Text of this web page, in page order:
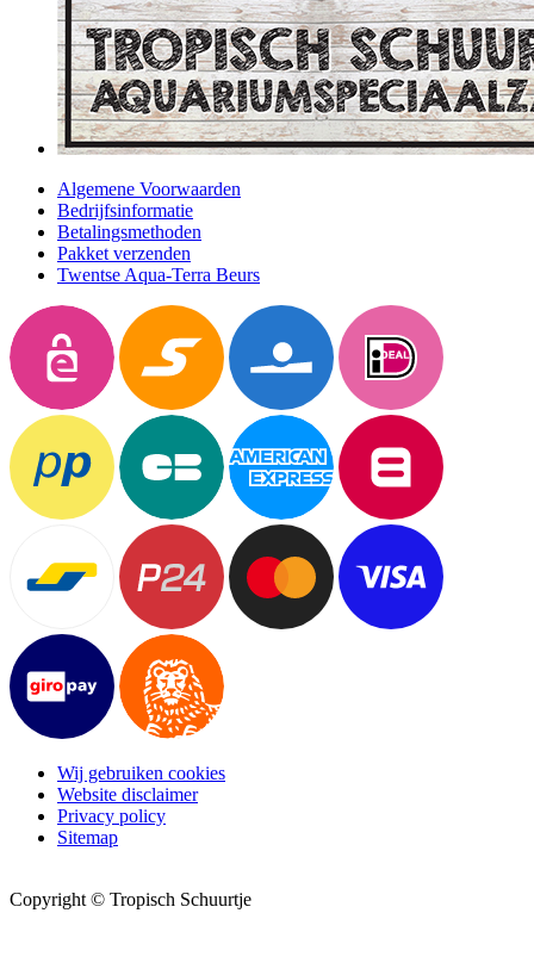
Algemene Voorwaarden
Bedrijfsinformatie
Betalingsmethoden
Pakket verzenden
Twentse Aqua-Terra Beurs
Wij gebruiken cookies
Website disclaimer
Privacy policy
Sitemap
Copyright © Tropisch Schuurtje